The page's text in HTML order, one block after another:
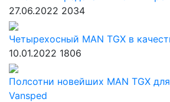
27.06.2022 2034
Четырехосный MAN TGX в
10.01.2022 1806
Полсотни новейших MAN TGX
Vansped